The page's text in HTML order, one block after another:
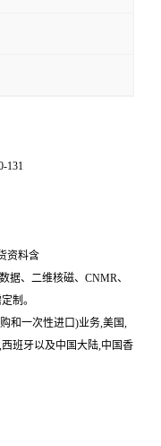
131
资料含
据、二维核磁、CNMR、
制。
和一次性进口)业务,美国,
班牙以及中国大陆,中国香